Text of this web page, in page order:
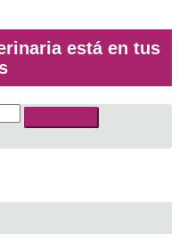
está en tus